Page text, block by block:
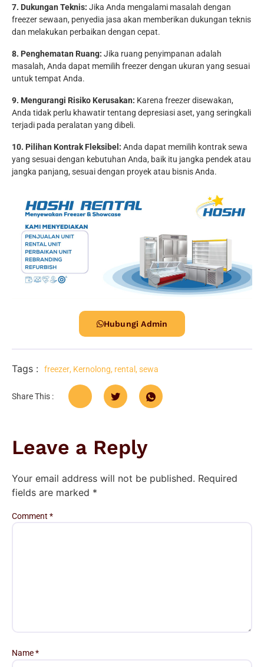
7. Dukungan Teknis: Jika Anda mengalami masalah dengan
freezer sewaan, penyedia jasa akan memberikan dukungan teknis
dan melakukan perbaikan dengan cepat.
8. Penghematan Ruang: Jika ruang penyimpanan adalah
masalah, Anda dapat memilih freezer dengan ukuran yang sesuai
untuk tempat Anda.
9. Mengurangi Risiko Kerusakan: Karena freezer disewakan,
Anda tidak perlu khawatir tentang depresiasi aset, yang seringkali
terjadi pada peralatan yang dibeli.
10. Pilihan Kontrak Fleksibel: Anda dapat memilih kontrak sewa
yang sesuai dengan kebutuhan Anda, baik itu jangka pendek atau
jangka panjang, sesuai dengan proyek atau bisnis Anda.
Hubungi Admin
Tags : freezer, Kernolong, rental , sewa
Share This :
Leave a Reply
Your email address will not be published. Required
fields are marked *
Comment *
Name*